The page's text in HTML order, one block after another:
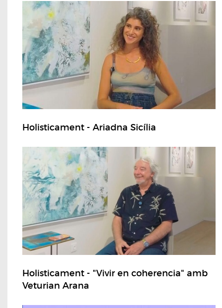
Holisticament - Ariadna Sicília
Holisticament - "Vivir en coherencia" amb
Veturian Arana